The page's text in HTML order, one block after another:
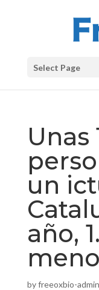
Select Page
Unas
un
año,
byfreeoxbio-admin